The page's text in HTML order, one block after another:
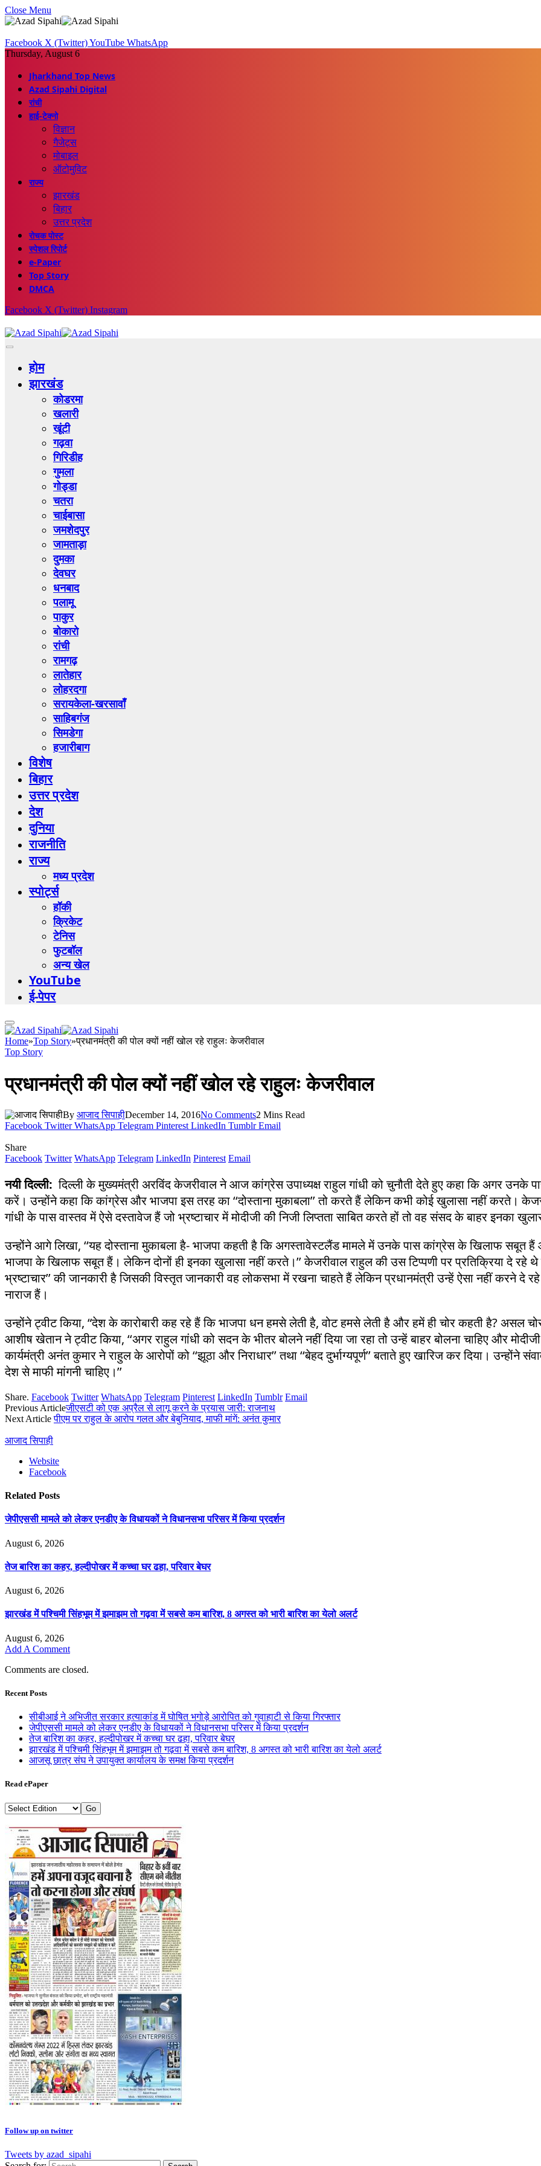
Close Menu
Facebook X (Twitter)YouTube WhatsApp
Thursday, August 6
Jharkhand Top News
Azad Sipahi Digital
रांची
हाई-टेक्नो
विज्ञान
गैजेट्स
मोबाइल
ऑटोमुविट
राज्य
झारखंड
बिहार
उत्तर प्रदेश
रोचक पोस्ट
स्पेशल रिपोर्ट
e-Paper
Top Story
DMCA
Facebook X (Twitter) Instagram
होम
झारखंड
कोडरमा
खलारी
खूंटी
गढ़वा
गिरिडीह
गुमला
गोड्डा
चतरा
चाईबासा
जमशेदपुर
जामताड़ा
दुमका
देवघर
धनबाद
पलामू
पाकुर
बोकारो
रांची
रामगढ़
लातेहार
लोहरदगा
सरायकेला-खरसावाँ
साहिबगंज
सिमडेगा
हजारीबाग
विशेष
बिहार
उत्तर प्रदेश
देश
दुनिया
राजनीति
राज्य
मध्य प्रदेश
स्पोर्ट्स
हॉकी
क्रिकेट
टेनिस
फुटबॉल
अन्य खेल
YouTube
ई-पेपर
Home»Top Story»प्रधानमंत्री की पोल क्यों नहीं खोल रहे राहुलः केजरीवाल
Top Story
प्रधानमंत्री की पोल क्यों नहीं खोल रहे राहुलः केजरीवाल
By आजाद सिपाहीDecember 14, 2016No Comments2 Mins Read
Facebook Twitter WhatsApp Telegram Pinterest LinkedIn Tumblr Email
Share
Facebook Twitter WhatsApp Telegram LinkedIn Pinterest Email
नयी दिल्ली: दिल्ली के मुख्यमंत्री अरविंद केजरीवाल ने आज कांग्रेस उपाध्यक्ष राहुल गांधी को चुनौती देते हुए कहा कि अगर उनके
करें। उन्होंने कहा कि कांग्रेस और भाजपा इस तरह का ‘‘दोस्ताना मुकाबला’’ तो करते हैं लेकिन कभी कोई खुलासा नहीं करते।
गांधी के पास वास्तव में ऐसे दस्तावेज हैं जो भ्रष्टाचार में मोदीजी की निजी लिप्तता साबित करते हों तो वह संसद के बाहर इनका
उन्होंने आगे लिखा, ‘‘यह दोस्ताना मुकाबला है- भाजपा कहती है कि अगस्तावेस्टलैंड मामले में उनके पास कांग्रेस के खिलाफ सबूत
भाजपा के खिलाफ सबूत हैं। लेकिन दोनों ही इनका खुलासा नहीं करते।’’ केजरीवाल राहुल की उस टिप्पणी पर प्रतिक्रिया दे रहे थे
भ्रष्टाचार’’ की जानकारी है जिसकी विस्तृत जानकारी वह लोकसभा में रखना चाहते हैं लेकिन प्रधानमंत्री उन्हें ऐसा नहीं करने दे
नाराज हैं।
उन्होंने ट्वीट किया, “देश के कारोबारी कह रहे हैं कि भाजपा धन हमसे लेती है, वोट हमसे लेती है और हमें ही चोर कहती है? असल
आशीष खेतान ने ट्वीट किया, ‘‘अगर राहुल गांधी को सदन के भीतर बोलने नहीं दिया जा रहा तो उन्हें बाहर बोलना चाहिए और
कार्यमंत्री अनंत कुमार ने राहुल के आरोपों को ‘‘झूठा और निराधार’’ तथा ‘‘बेहद दुर्भाग्यपूर्ण’’ बताते हुए खारिज कर दिया।
देश से माफी मांगनी चाहिए।’’
Share. Facebook Twitter WhatsApp Telegram Pinterest LinkedIn Tumblr Email
Previous Articleजीएसटी को एक अप्रैल से लागू करने के प्रयास जारी: राजनाथ
Next Articleपीएम पर राहुल के आरोप गलत और बेबुनियाद, माफी मांगें: अनंत कुमार
आजाद सिपाही
Website
Facebook
Related Posts
जेपीएससी मामले को लेकर एनडीए के विधायकों ने विधानसभा परिसर में किया प्रदर्शन
August 6, 2026
तेज बारिश का कहर, हल्दीपोखर में कच्चा घर ढहा, परिवार बेघर
August 6, 2026
झारखंड में पश्चिमी सिंहभूम में झमाझम तो गढ़वा में सबसे कम बारिश, 8 अगस्त को भारी बारिश का येलो अलर्ट
August 6, 2026
Add A Comment
Comments are closed.
Recent Posts
सीबीआई ने अभिजीत सरकार हत्याकांड में घोषित भगोड़े आरोपित को गुवाहाटी से किया गिरफ्तार
जेपीएससी मामले को लेकर एनडीए के विधायकों ने विधानसभा परिसर में किया प्रदर्शन
तेज बारिश का कहर, हल्दीपोखर में कच्चा घर ढहा, परिवार बेघर
झारखंड में पश्चिमी सिंहभूम में झमाझम तो गढ़वा में सबसे कम बारिश, 8 अगस्त को भारी बारिश का येलो अलर्ट
आजसू छात्र संघ ने उपायुक्त कार्यालय के समक्ष किया प्रदर्शन
Read ePaper
Follow up on twitter
Tweets by azad_sipahi